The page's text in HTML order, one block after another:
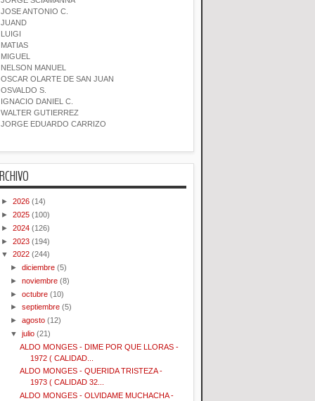
JOSE ANTONIO C.
JUAND
LUIGI
MATIAS
MIGUEL
NELSON MANUEL
OSCAR OLARTE DE SAN JUAN
OSVALDO S.
IGNACIO DANIEL C.
WALTER GUTIERREZ
JORGE EDUARDO CARRIZO
► 2026 (14)
► 2025 (100)
► 2024 (126)
► 2023 (194)
▼ 2022 (244)
►diciembre (5)
►noviembre (8)
►octubre (10)
►septiembre (5)
►agosto (12)
▼julio (21)
ALDO MONGES - DIME POR QUE LLORAS -
1972 ( CALIDAD...
ALDO MONGES - QUERIDA TRISTEZA -
1973 ( CALIDAD 32...
ALDO MONGES - OLVIDAME MUCHACHA -